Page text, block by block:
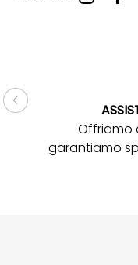
Offriamo
garantiamo